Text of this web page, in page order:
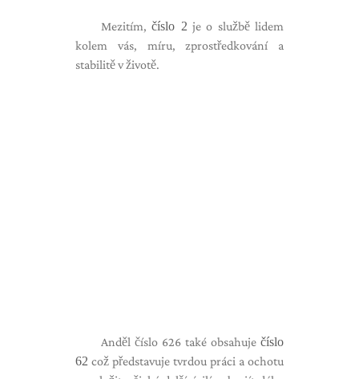
Mezitím,číslo 2 je o službě lidem
kolem vás, míru, zprostředkování a
stabilitě v životě.
Anděl číslo 626 také obsahuje číslo
62 což představuje tvrdou práci a ochotu